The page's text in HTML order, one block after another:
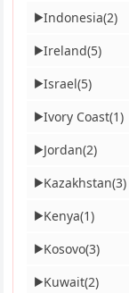
▶Indonesia(2)
▶Ireland(5)
▶Israel(5)
▶Ivory Coast(1)
▶Jordan(2)
▶Kazakhstan(3)
▶Kenya(1)
▶Kosovo(3)
▶Kuwait(2)